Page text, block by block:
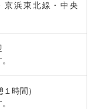
浜東北線・中央
時間）